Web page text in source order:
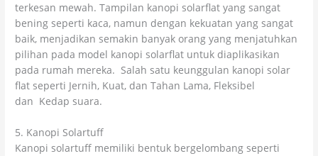
terkesan mewah. Tampilan kanopi solarflat yang sangat
bening seperti kaca, namun dengan kekuatan yang sangat
baik, menjadikan semakin banyak orang yang menjatuhkan
pilihan pada model kanopi solarflat untuk diaplikasikan
pada rumah mereka. Salah satu keunggulan kanopi solar
flat seperti Jernih, Kuat, dan Tahan Lama, Fleksibel
dan Kedap suara.
5. Kanopi Solartuff
Kanopi solartuff memiliki bentuk bergelombang seperti